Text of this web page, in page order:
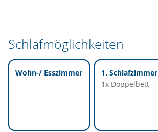
Schlafmöglichkeiten
Wohn-/ Esszimmer
1. Schlafzimmer
1x Doppelbett